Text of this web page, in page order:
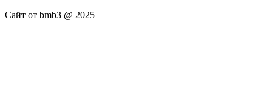
Сайт от bmb3 @ 2025